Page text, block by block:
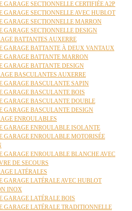
GARAGE SECTIONNELLE CERTIFIÉE A2P
GARAGE SECTIONNELLE AVEC HUBLOT
GARAGE SECTIONNELLE MARRON
GARAGE SECTIONNELLE DESIGN
BATTANTES AUXERRE
GARAGE BATTANTE À DEUX VANTAUX
GARAGE BATTANTE MARRON
GARAGE BATTANTE DESIGN
BASCULANTES AUXERRE
GARAGE BASCULANTE SAPIN
GARAGE BASCULANTE BOIS
GARAGE BASCULANTE DOUBLE
GARAGE BASCULANTE DESIGN
ENROULABLES
GARAGE ENROULABLE ISOLANTE
GARAGE ENROULABLE MOTORISÉE
GARAGE ENROULABLE BLANCHE AVEC
DE SECOURS
LATÉRALES
GARAGE LATÉRALE AVEC HUBLOT
INOX
GARAGE LATÉRALE BOIS
GARAGE LATÉRALE TRADITIONNELLE